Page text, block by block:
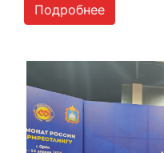
Подробнее